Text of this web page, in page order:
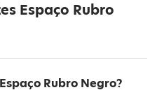
Espaço Rubro
Rubro Negro?